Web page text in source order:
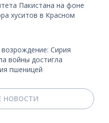
Пакистана на фоне
хуситов в Красном
Сирия
войны достигла
пшеницей
НОВОСТИ